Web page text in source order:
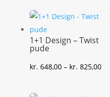
1+1 Design – Twist
pude
kr. 648,00 – kr. 825,00